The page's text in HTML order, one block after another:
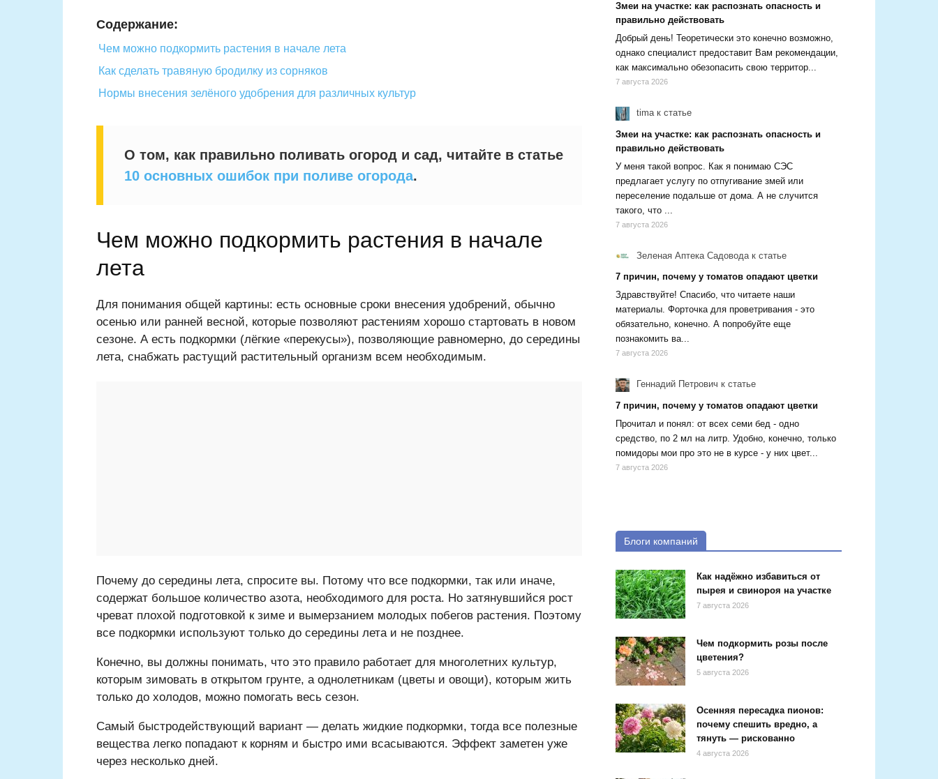
Содержание:
Чем можно подкормить растения в начале лета
Как сделать травяную бродилку из сорняков
Нормы внесения зелёного удобрения для различных культур
О том, как правильно поливать огород и сад, читайте в статье
10 основных ошибок при поливе огорода.
Чем можно подкормить растения в начале
лета
Для понимания общей картины: есть основные сроки внесения удобрений, обычно
осенью или ранней весной, которые позволяют растениям хорошо стартовать в новом
сезоне. А есть подкормки (лёгкие «перекусы»), позволяющие равномерно, до середины
лета, снабжать растущий растительный организм всем необходимым.
Почему до середины лета, спросите вы. Потому что все подкормки, так или иначе,
содержат большое количество азота, необходимого для роста. Но затянувшийся рост
чреват плохой подготовкой к зиме и вымерзанием молодых побегов растения. Поэтому
все подкормки используют только до середины лета и не позднее.
Конечно, вы должны понимать, что это правило работает для многолетних культур,
которым зимовать в открытом грунте, а однолетникам (цветы и овощи), которым жить
только до холодов, можно помогать весь сезон.
Самый быстродействующий вариант — делать жидкие подкормки, тогда все полезные
вещества легко попадают к корням и быстро ими всасываются. Эффект заметен уже
через несколько дней.
Змеи на участке: как распознать опасность и
правильно действовать
Добрый день! Теоретически это конечно возможно,
однако специалист предоставит Вам рекомендации,
как максимально обезопасить свою территор...
7 августа 2026
timaк статье
Змеи на участке: как распознать опасность и
правильно действовать
У меня такой вопрос. Как я понимаю СЭС
предлагает услугу по отпугивание змей или
переселение подальше от дома. А не случится
такого, что ...
7 августа 2026
Зеленая Аптека Садовода к статье
7 причин, почему у томатов опадают цветки
Здравствуйте! Спасибо, что читаете наши
материалы. Форточка для проветривания - это
обязательно, конечно. А попробуйте еще
познакомить ва...
7 августа 2026
Геннадий Петрович к статье
7 причин, почему у томатов опадают цветки
Прочитал и понял: от всех семи бед - одно
средство, по 2 мл на литр. Удобно, конечно, только
помидоры мои про это не в курсе - у них цвет...
7 августа 2026
Блоги компаний
Как надёжно избавиться от
пырея и свинороя на участке
7 августа 2026
Чем подкормить розы после
цветения?
5 августа 2026
Осенняя пересадка пионов:
почему спешить вредно, а
тянуть — рискованно
4 августа 2026